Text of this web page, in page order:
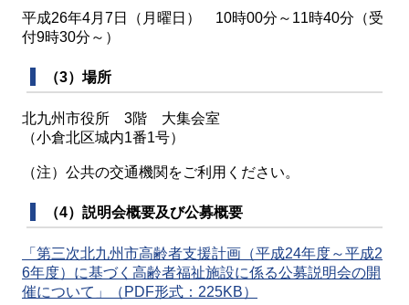
平成26年4月7日（月曜日） 10時00分～11時40分（受
付9時30分～）
（3）場所
北九州市役所 3階 大集会室
（小倉北区城内1番1号）
（注）公共の交通機関をご利用ください。
（4）説明会概要及び公募概要
「第三次北九州市高齢者支援計画（平成24年度～平成2
6年度）に基づく高齢者福祉施設に係る公募説明会の開
催について」（PDF形式：225KB）